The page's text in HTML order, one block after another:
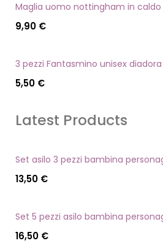
9,90 €
5,50 €
Latest Products
13,50 €
16,50 €